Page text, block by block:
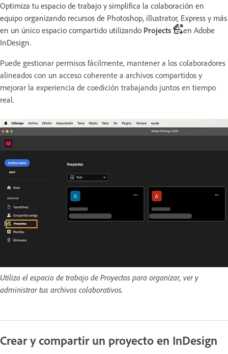
Optimiza tu espacio de trabajo y simplifica la colaboración en
equipo organizando recursos de Photoshop, illustrator, Express y más
en un único espacio compartido utilizando Projects
en Adobe
InDesign.
Puede gestionar permisos fácilmente, mantener a los colaboradores
alineados con un acceso coherente a archivos compartidos y
mejorar la experiencia de coedición trabajando juntos en tiempo
real.
Utiliza el espacio de trabajo de Proyectos para organizar, ver y
administrar tus archivos colaborativos.
Crear y compartir un proyecto en InDesign